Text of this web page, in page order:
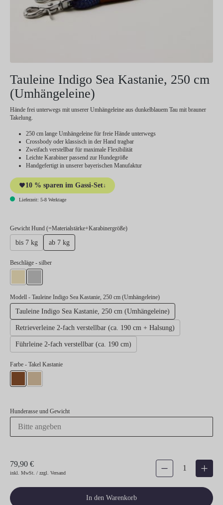
Tauleine Indigo Sea Kastanie, 250 cm
(Umhängeleine)
Hände frei unterwegs mit unserer Umhängeleine aus dunkelblauem Tau mit brauner
Takelung.
250 cm lange Umhängeleine für freie Hände unterwegs
Crossbody oder klassisch in der Hand tragbar
Zweifach verstellbar für maximale Flexibilität
Leichte Karabiner passend zur Hundegröße
Handgefertigt in unserer bayerischen Manufaktur
10 % sparen im Gassi-Set↓
Lieferzeit: 5-8 Werktage
Gewicht Hund (=Materialstärke+Karabinergröße)auswählen
bis 7 kg ab 7 kg
Beschlägeauswählen
- silber
Modell - Tauleine Indigo Sea Kastanie, 250 cm (Umhängeleine)
Tauleine Indigo Sea Kastanie, 250 cm (Umhängeleine)
Retrieverleine 2-fach verstellbar (ca. 190 cm + Halsung)
Führleine 2-fach verstellbar (ca. 190 cm)
Farbe - Takel Kastanie
Hunderasse und Gewicht
79,90 €
inkl. MwSt. / zzgl. Versand
Produkt Anzahl: Gib den
In den Warenkorb